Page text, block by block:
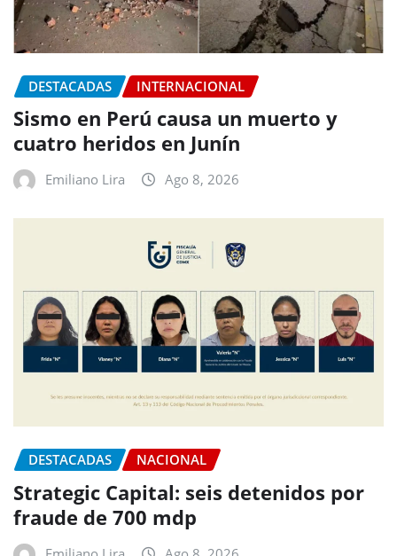
DESTACADAS INTERNACIONAL
Sismo en Perú causa un muerto y
cuatro heridos en Junín
Emiliano Lira Ago 8, 2026
DESTACADAS NACIONAL
Strategic Capital: seis detenidos por
fraude de 700 mdp